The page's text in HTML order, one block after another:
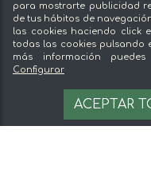
Vende en mentta
Fidelización
Preguntas
Legal
Aviso legal
Términos y
para mostrarte publicidad
de tus hábitos de
las cookies haciendo click
todas las cookies pulsando
más información
Configurar
ACEPTAR